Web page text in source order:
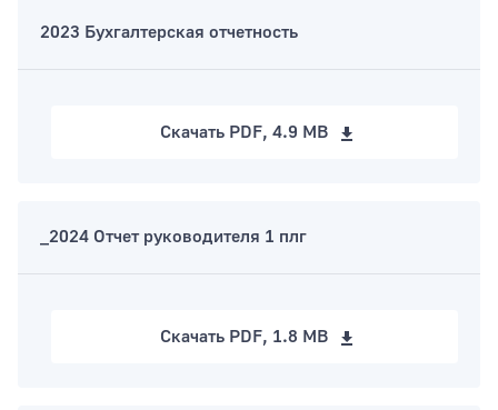
2023 Бухгалтерская отчетность
Скачать PDF, 4.9 MB
_2024 Отчет руководителя 1 плг
Скачать PDF, 1.8 MB